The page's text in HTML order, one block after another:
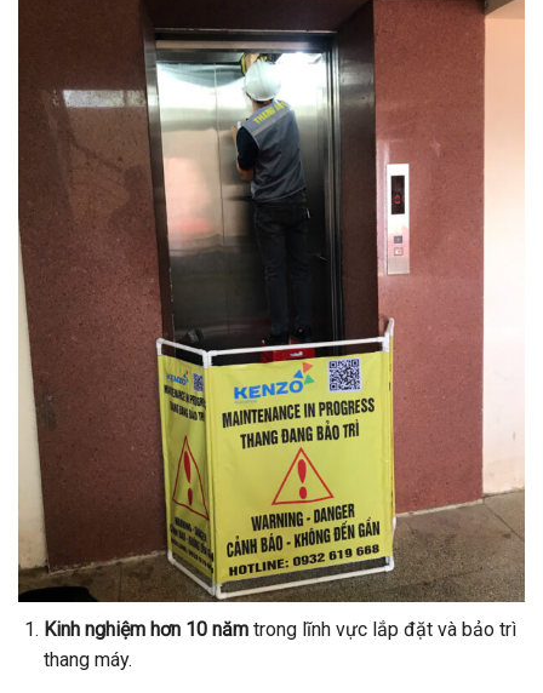
Kinh nghiệm hơn 10 nămtrong lĩnh vực lắp đặt và bảo trì
thang máy.